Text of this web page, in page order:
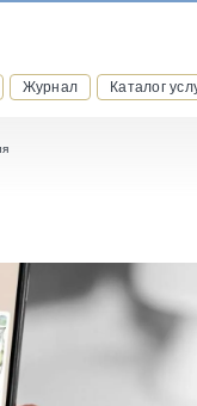
Журнал Каталог
и получайте